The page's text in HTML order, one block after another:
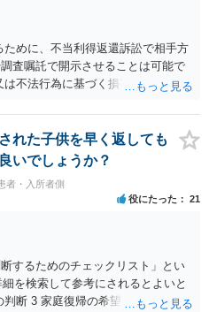
めに、不当利得返還訴訟で相手方
査嘱託で開示させることは可能で
不法行為に基づく損害賠償請求の
もっとも、網羅的な探索的調査と
、具体的な期間等を特定して行う
金の金額と日付がすべて一致して
しょうか。 ⇒誠に恐縮ですが、勝
はできませんので、個別に依頼し
ください。 一般的な回答となり恐
は、よくて５分５分というところ
ても弟さんに資力がないと具体的
、弟さんの財産への事前の仮差押
士の方にご相談いただくことをお
れた子供を早く返しても
いでしょうか？
者・入所者側
役にたった 21
するためのチェックリスト」とい
を検索して参考にされるとよいと
断 3 家庭復帰の希望 4 保護者への